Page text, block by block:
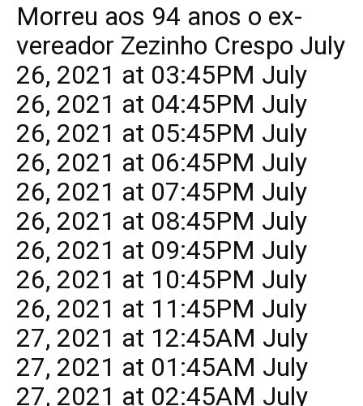
Morreu aos 94 anos o ex-
vereador Zezinho Crespo July
26, 2021 at 03:45PM July
26, 2021 at 04:45PM July
26, 2021 at 05:45PM July
26, 2021 at 06:45PM July
26, 2021 at 07:45PM July
26, 2021 at 08:45PM July
26, 2021 at 09:45PM July
26, 2021 at 10:45PM July
26, 2021 at 11:45PM July
27, 2021 at 12:45AM July
27, 2021 at 01:45AM July
27, 2021 at 02:45AM July